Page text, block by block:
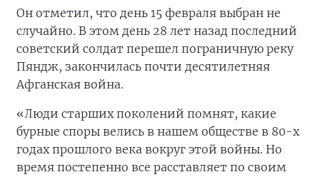
Он отметил, что день 15 февраля выбран не
случайно. В этом день 28 лет назад последний
советский солдат перешел пограничную реку
Пяндж, закончилась почти десятилетняя
Афганская война.
«Люди старших поколений помнят, какие
бурные споры велись в нашем обществе в 80-х
годах прошлого века вокруг этой войны. Но
время постепенно все расставляет по своим